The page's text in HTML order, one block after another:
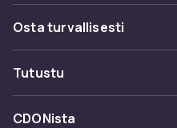
Usein kysyttyä (UKK)
Seuraa pakettia
Ota yhteyttä
Osta turvallisesti
Maksuvaihtoehdot
Toimitus
Tutustu
Kategoriat
CDONista